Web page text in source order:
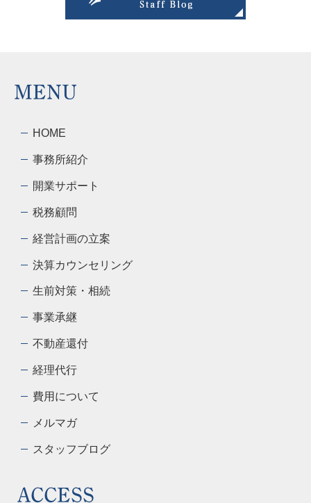
MENU
HOME
事務所紹介
開業サポート
税務顧問
経営計画の立案
決算カウンセリング
生前対策・相続
事業承継
不動産還付
経理代行
費用について
メルマガ
スタッフブログ
ACCESS